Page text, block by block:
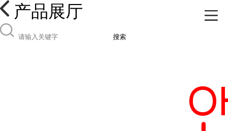
产品展厅
搜索